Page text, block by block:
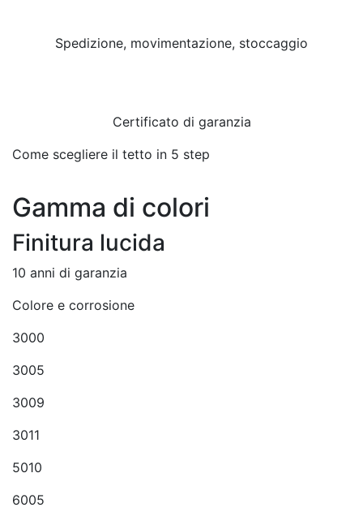
Spedizione, movimentazione, stoccaggio
Certificato di garanzia
Come scegliere il tetto in 5 step
Gamma di colori
Finitura lucida
10 anni di garanzia
Colore e corrosione
3000
3005
3009
3011
5010
6005